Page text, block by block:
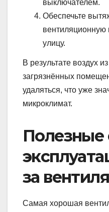
выключателем.
Обеспечьте
улицу.
В результате воздух
загрязнённых
удаляться, что уже
микроклимат.
Полезные
за
Самая хорошая